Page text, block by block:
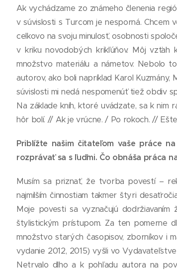
Ak vychádzame zo známeho členenia
v súvislosti s Turcom je nesporná.
celkovo na svoju minulosť, osobnosti
v kriku novodobých krikľúňov. Môj vzťah
množstvo materiálu a námetov. Nebolo
autorov, ako boli napríklad Karol Kuzmány,
súvislosti mi nedá nespomenúť tiež obdiv
Na základe kníh, ktoré uvádzate, sa k nim
hôr bolí. // Ak je vrúcne. / Po rokoch. //
Priblížte našim čitateľom vaše práce
rozprávať sa s ľuďmi. Čo obnáša práca
Musím sa priznať, že tvorba povestí –
najmilším činnostiam takmer štyri
Moje povesti sa vyznačujú dodržiavaním
štylistickým prístupom. Za ten pomerne
množstvo starých časopisov, zborníkov i
vydanie 2012, 2015) vyšli vo
Netrvalo dlho a k pohľadu autora na